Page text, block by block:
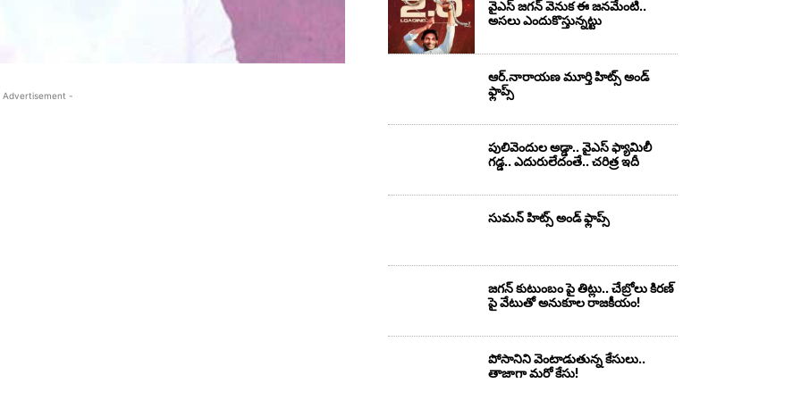
-
వైఎస్‌ జగన్‌ వెనుక ఈ జనమేంటి..
అసలు ఎందుకొస్తున్నట్టు
ఆర్‌.నారాయ‌ణ మూర్తి హిట్స్ అండ్
ఫ్లాప్స్‌
పులివెందుల అడ్డా.. వైఎస్ ఫ్యామిలీ
గడ్డ.. ఎదురులేదంతే.. చరిత్ర ఇదీ
సుమ‌న్ హిట్స్ అండ్ ఫ్లాప్స్‌
జగన్ కుటుంబం పై తిట్లు.. చేబ్రోలు కిరణ్
పై వేటుతో అనుకూల రాజకీయం!
పోసానిని వెంటాడుతున్న కేసులు..
తాజాగా మరో కేసు!